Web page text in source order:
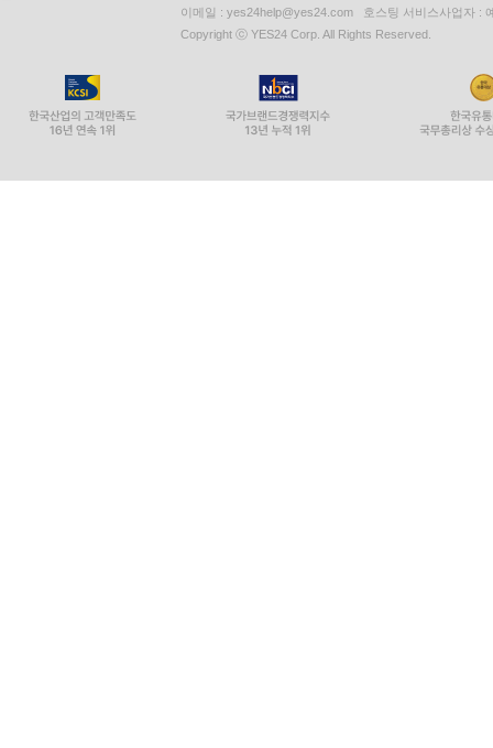
이메일 : yes24help@yes24.com 호스팅 서비스사업자 :
Copyright ⓒ YES24 Corp. All Rights Reserved.